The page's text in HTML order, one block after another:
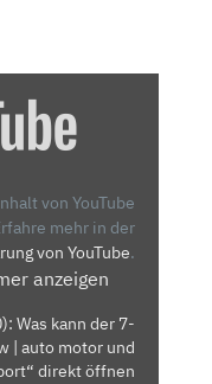
von YouTube
mehr in der
von YouTube.
anzeigen
Was kann der 7-
| auto motor und
direkt öffnen